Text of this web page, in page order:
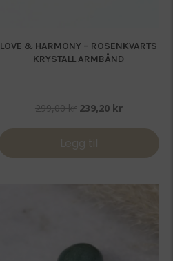
LOVE & HARMONY – ROSENKVARTS
KRYSTALL ARMBÅND
299,00kr Opprinnelig
299,00 kr.
239,20 kr
239,20 kr.
Legg til